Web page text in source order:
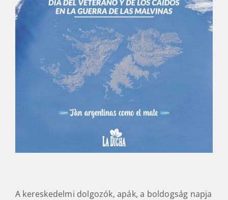
A kereskedelmi dolgozók, apák, a boldogság napja